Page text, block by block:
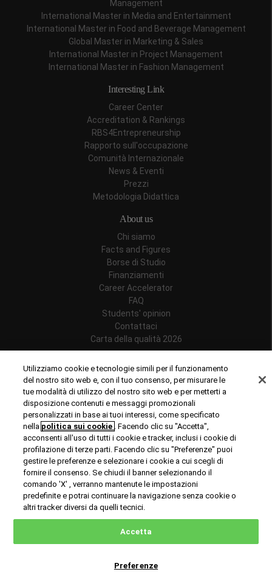
Richiedi informazioni
Management
International Master in Media and Entertainment
International Master in Food and Beverage Management
Global Master in Marketing & Sales
International Master in Project Management
International Master in Fashion Management
Interesting Link
Career Center
Accreditation & Rankings
RBS4Entrepreneurship
Rapporto sull'occupazione
Comunità Internazionale
News & Eventi
Prezzi
Metodologia Didattica
About us
Chi siamo
Facts and Figures
Borse di Studio
Finanziamenti
Career Accelerator
FAQ
Students' opinion
Contattaci
Carta della qualità 2026
Riconoscimenti
© Copyright 2024 Rome Business School
Privacy Policy
Utilizziamo cookie e tecnologie simili per il funzionamento
del nostro sito web e, con il tuo consenso, per misurare le
tue modalità di utilizzo del nostro sito web e per metterti a
disposizione contenuti e messaggi promozionali
personalizzati in base ai tuoi interessi, come specificato
nella politica sui cookie . Facendo clic su "Accetta",
acconsenti all'uso di tutti i cookie e tracker, inclusi i cookie di
profilazione di terze parti. Facendo clic su "Preferenze" puoi
gestire le preferenze e selezionare i cookie a cui scegli di
fornire il consenso. Se chiudi il banner selezionando il
comando 'X' , verranno mantenute le impostazioni
predefinite e potrai continuare la navigazione senza cookie o
altri tracker diversi da quelli tecnici.
Preferenze
Accetta